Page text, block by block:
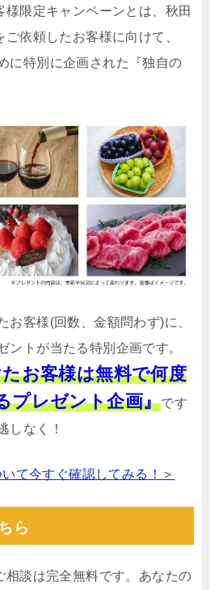
限定キャンペーンとは、秋田
依頼したお客様に向けて、
に特別に企画された『独自の
お客様(回数、金額問わず)に、
ントが当たる特別企画です。
お客様は無料で何度
プレゼント企画』です
しなく！
て今すぐ確認してみる！＞
ら
相談は完全無料です。あなたの